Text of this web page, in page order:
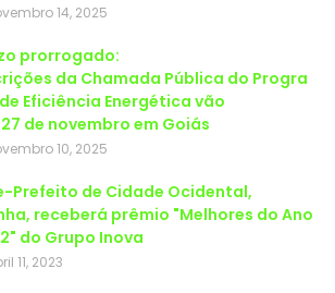
14, 2025
prorrogado:
da Chamada Pública do Progra
Eficiência Energética vão
de novembro em Goiás
10, 2025
Prefeito de Cidade Ocidental,
receberá prêmio "Melhores do Ano
do Grupo Inova
11, 2023